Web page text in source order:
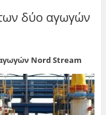
δύο αγωγών
Nord Stream